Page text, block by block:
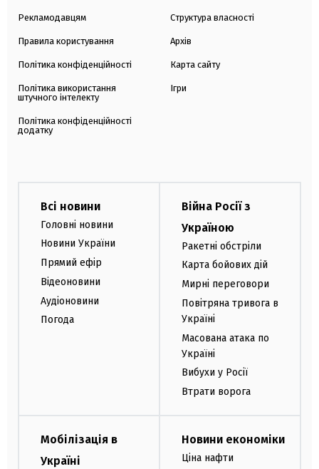
Рекламодавцям
Правила користування
Політика конфіденційності
Політика використання
штучного інтелекту
Політика конфіденційності
додатку
Структура власності
Архів
Карта сайту
Ігри
Всі новини
Головні новини
Новини України
Прямий ефір
Відеоновини
Аудіоновини
Погода
Війна Росії з
Україною
Ракетні обстріли
Карта бойових дій
Мирні переговори
Повітряна тривога в
Україні
Масована атака по
Україні
Вибухи у Росії
Втрати ворога
Мобілізація в
Україні
Новини економіки
Ціна нафти